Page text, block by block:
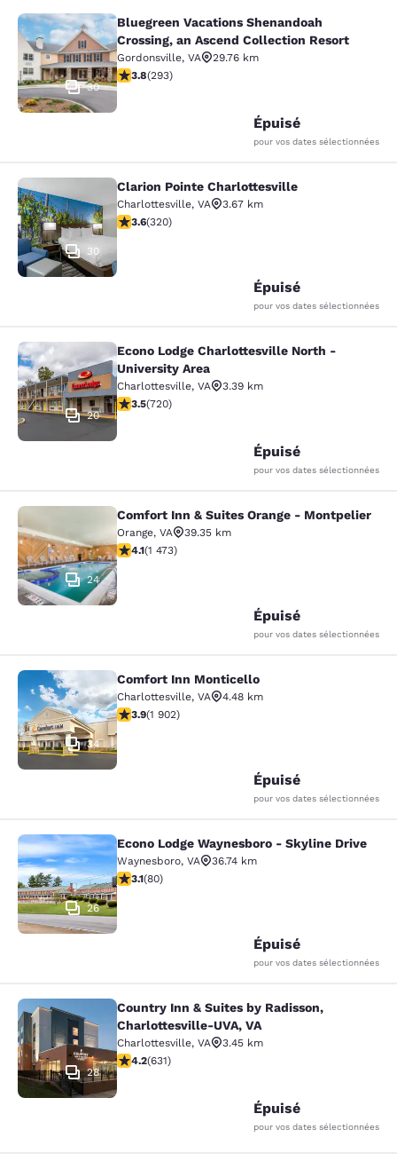
Bluegreen Vacations Shenandoah
30
Bluegreen Vacations Shenandoah
Crossing, an Ascend Collection Resort
Gordonsville, VA
29.76 km
3.81 étoiles. Bien. 293 commentaires
3.8(293)
Épuisé
pour vos dates sélectionnées
Clarion Pointe Charlottesville
30
Clarion Pointe Charlottesville
Charlottesville, VA
3.67 km
3.59 étoiles. Bien. 320 commentaires
3.6(320)
Épuisé
pour vos dates sélectionnées
Econo Lodge Charlottesville North
20
Econo Lodge Charlottesville North -
University Area
Charlottesville, VA
3.39 km
3.53 étoiles. Bien. 720 commentaires
3.5(720)
Épuisé
pour vos dates sélectionnées
Comfort Inn & Suites Orange -
24
Comfort Inn & Suites Orange - Montpelier
Orange, VA
39.35 km
4.11 étoiles. Très bon. 1473 commentaires
4.1(1 473)
Épuisé
pour vos dates sélectionnées
Comfort Inn Monticello
34
Comfort Inn Monticello
Charlottesville, VA
4.48 km
3.93 étoiles. Bien. 1902 commentaires
3.9(1 902)
Épuisé
pour vos dates sélectionnées
Econo Lodge Waynesboro - Skyline
26
Econo Lodge Waynesboro - Skyline Drive
Waynesboro, VA
36.74 km
3.11 étoiles. Bien. 80 commentaires
3.1(80)
Épuisé
pour vos dates sélectionnées
Country Inn & Suites by Radisson,
28
Country Inn & Suites by Radisson,
Charlottesville-UVA, VA
Charlottesville, VA
3.45 km
4.21 étoiles. Excellent. 631 commentaires
4.2(631)
Épuisé
pour vos dates sélectionnées